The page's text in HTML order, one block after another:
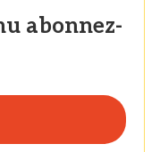
abonnez-